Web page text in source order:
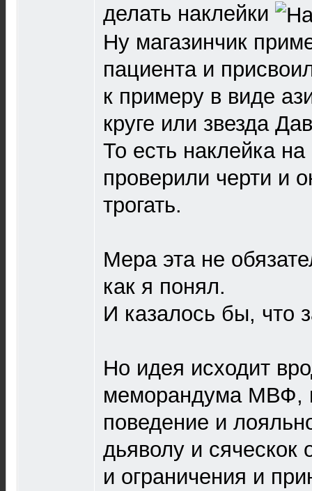
делать наклейки
Ну магазинчик
пациента и
к примеру в виде
круге или звезда
То есть наклейка на
проверили черти и
трогать.
Мера эта не
как я понял.
И казалось бы, что
Но идея исходит
меморандума МВФ,
поведение и
дьяволу и сяческок
и ограничения и